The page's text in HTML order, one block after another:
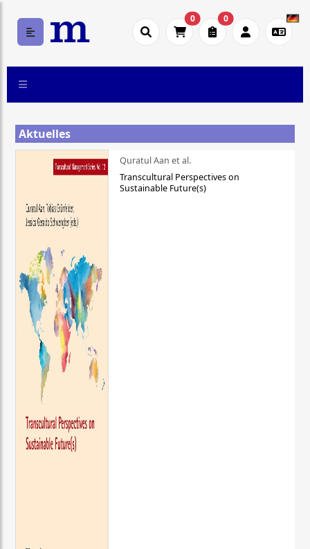
0 0
Aktuelles
Quratul Aan et al.
Transcultural Perspectives on
Sustainable Future(s)